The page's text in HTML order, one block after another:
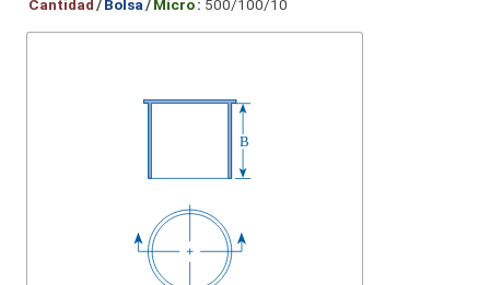
Cantidad/Bolsa/Micro: 500/100/10